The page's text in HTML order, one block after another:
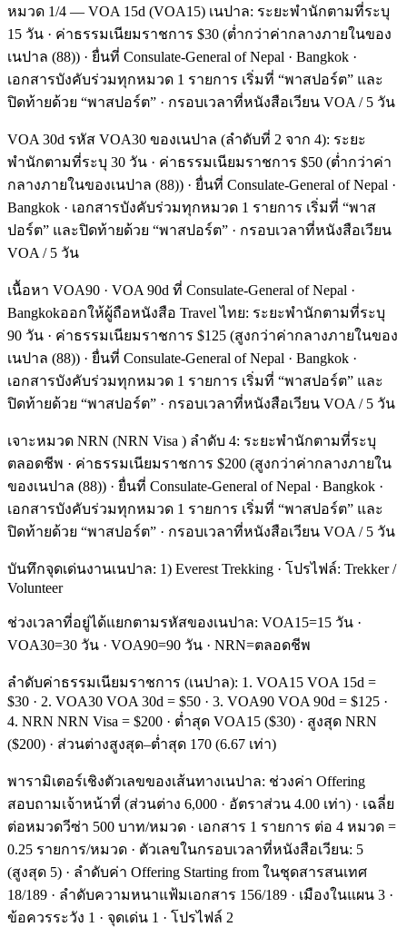
หมวด 1/4 — VOA 15d (VOA15) เนปาล: ระยะพำนักตามที่ระบุ
15 วัน · ค่าธรรมเนียมราชการ $30 (ต่ำกว่าค่ากลางภายในของ
เนปาล (88)) · ยื่นที่ Consulate-General of Nepal · Bangkok ·
เอกสารบังคับร่วมทุกหมวด 1 รายการ เริ่มที่ “พาสปอร์ต” และ
ปิดท้ายด้วย “พาสปอร์ต” · กรอบเวลาที่หนังสือเวียน VOA / 5 วัน
VOA 30d รหัส VOA30 ของเนปาล (ลำดับที่ 2 จาก 4): ระยะ
พำนักตามที่ระบุ 30 วัน · ค่าธรรมเนียมราชการ $50 (ต่ำกว่าค่า
กลางภายในของเนปาล (88)) · ยื่นที่ Consulate-General of Nepal ·
Bangkok · เอกสารบังคับร่วมทุกหมวด 1 รายการ เริ่มที่ “พาส
ปอร์ต” และปิดท้ายด้วย “พาสปอร์ต” · กรอบเวลาที่หนังสือเวียน
VOA / 5 วัน
เนื้อหา VOA90 · VOA 90d ที่ Consulate-General of Nepal ·
Bangkokออกให้ผู้ถือหนังสือ Travel ไทย: ระยะพำนักตามที่ระบุ
90 วัน · ค่าธรรมเนียมราชการ $125 (สูงกว่าค่ากลางภายในของ
เนปาล (88)) · ยื่นที่ Consulate-General of Nepal · Bangkok ·
เอกสารบังคับร่วมทุกหมวด 1 รายการ เริ่มที่ “พาสปอร์ต” และ
ปิดท้ายด้วย “พาสปอร์ต” · กรอบเวลาที่หนังสือเวียน VOA / 5 วัน
เจาะหมวด NRN (NRN Visa ) ลำดับ 4: ระยะพำนักตามที่ระบุ
ตลอดชีพ · ค่าธรรมเนียมราชการ $200 (สูงกว่าค่ากลางภายใน
ของเนปาล (88)) · ยื่นที่ Consulate-General of Nepal · Bangkok ·
เอกสารบังคับร่วมทุกหมวด 1 รายการ เริ่มที่ “พาสปอร์ต” และ
ปิดท้ายด้วย “พาสปอร์ต” · กรอบเวลาที่หนังสือเวียน VOA / 5 วัน
บันทึกจุดเด่นงานเนปาล: 1) Everest Trekking · โปรไฟล์: Trekker /
Volunteer
ช่วงเวลาที่อยู่ได้แยกตามรหัสของเนปาล: VOA15=15 วัน ·
VOA30=30 วัน · VOA90=90 วัน · NRN=ตลอดชีพ
ลำดับค่าธรรมเนียมราชการ (เนปาล): 1. VOA15 VOA 15d =
$30 · 2. VOA30 VOA 30d = $50 · 3. VOA90 VOA 90d = $125 ·
4. NRN NRN Visa = $200 · ต่ำสุด VOA15 ($30) · สูงสุด NRN
($200) · ส่วนต่างสูงสุด–ต่ำสุด 170 (6.67 เท่า)
พารามิเตอร์เชิงตัวเลขของเส้นทางเนปาล: ช่วงค่า Offering
สอบถามเจ้าหน้าที่ (ส่วนต่าง 6,000 · อัตราส่วน 4.00 เท่า) · เฉลี่ย
ต่อหมวดวีซ่า 500 บาท/หมวด · เอกสาร 1 รายการ ต่อ 4 หมวด =
0.25 รายการ/หมวด · ตัวเลขในกรอบเวลาที่หนังสือเวียน: 5
(สูงสุด 5) · ลำดับค่า Offering Starting from ในชุดสารสนเทศ
18/189 · ลำดับความหนาแฟ้มเอกสาร 156/189 · เมืองในแผน 3 ·
ข้อควรระวัง 1 · จุดเด่น 1 · โปรไฟล์ 2